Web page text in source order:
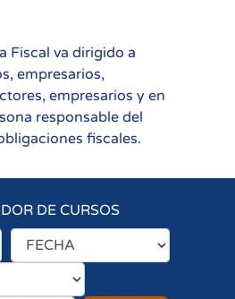
Fiscal va dirigido a
empresarios,
empresarios y en
responsable del
fiscales.
DE CURSOS